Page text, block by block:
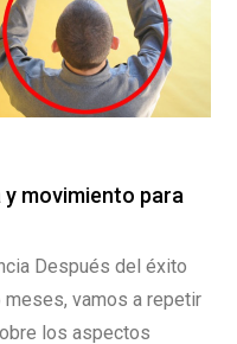
movimiento para
Después del éxito
meses, vamos a repetir
los aspectos